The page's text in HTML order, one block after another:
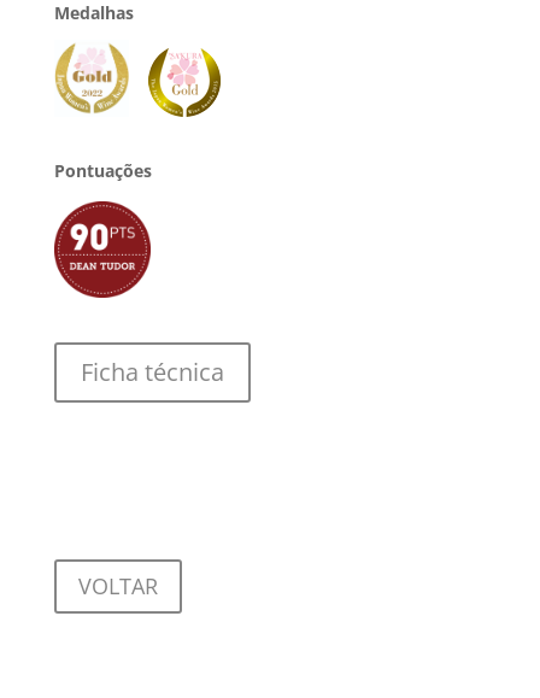
Medalhas
Pontuações
Ficha técnica
VOLTAR